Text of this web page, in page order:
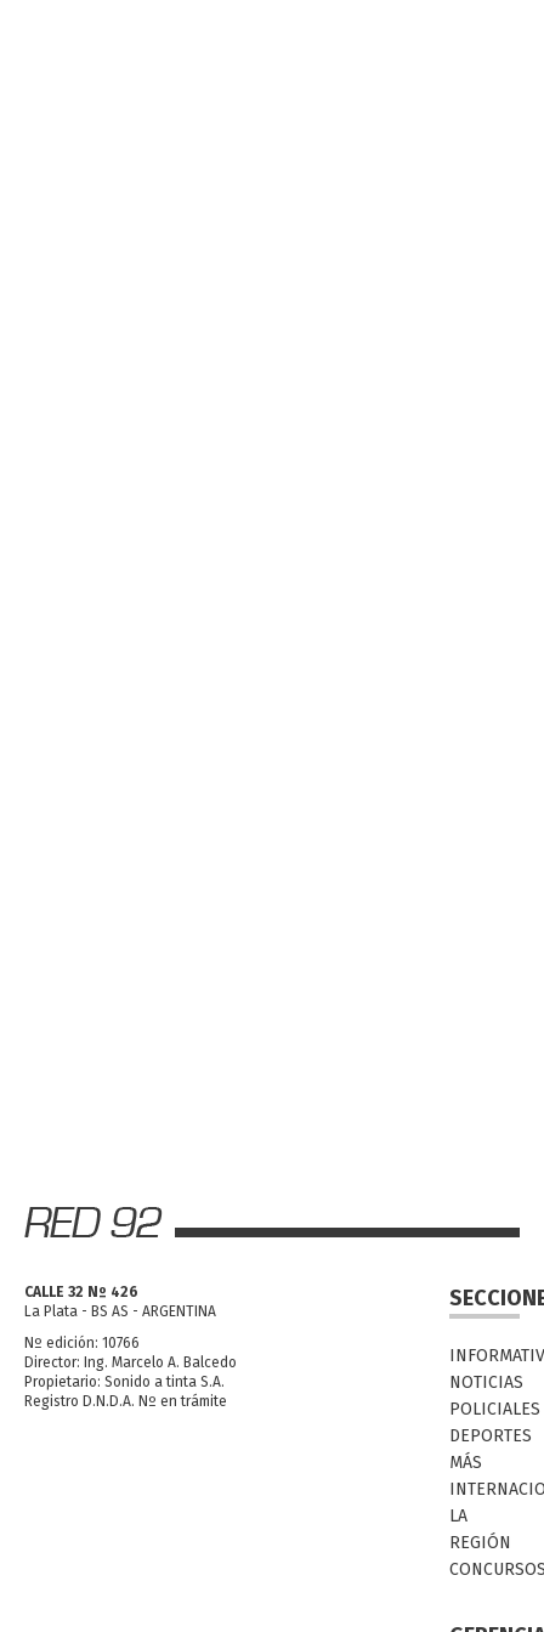
CALLE 32 Nº 426
La Plata - BS AS - ARGENTINA
Nº edición: 10766
Director: Ing. Marcelo A. Balcedo
Propietario: Sonido a tinta S.A.
Registro D.N.D.A. Nº en trámite
NOTICIAS
POLICIALES
DEPORTES
MÁS
LA
REGIÓN